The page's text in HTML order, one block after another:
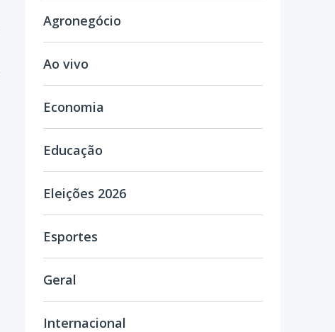
Agronegócio
Ao vivo
Economia
Educação
Eleições 2026
Esportes
Geral
Internacional